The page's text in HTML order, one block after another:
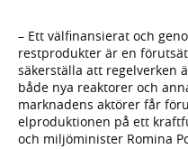
– Ett välfinansierat och
restprodukter är en
säkerställa att regelverken
både nya reaktorer och
marknadens aktörer får
elproduktionen på ett
och miljöminister Romina